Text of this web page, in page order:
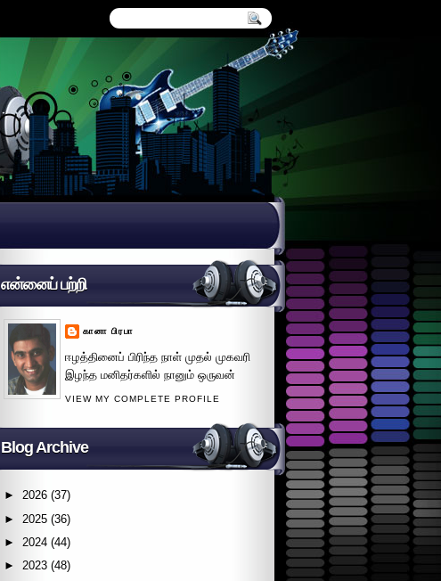
என்னைப் பற்றி
கானா பிரபா
ஈழத்தினைப் பிரிந்த நாள் முதல் முகவரி
இழந்த மனிதர்களில் நானும் ஒருவன்
VIEW MY COMPLETE PROFILE
Blog Archive
► 2026 (37)
► 2025 (36)
► 2024 (44)
► 2023 (48)